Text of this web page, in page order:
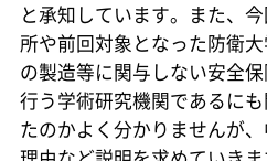
と承知しています。また、
所や前回対象となった防衛
の製造等に関与しない安全
行う学術研究機関であるに
たのかよく分かりませんが